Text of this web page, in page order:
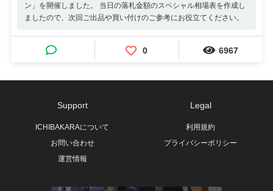
ン」を開催しました。 当日の落札金額のスペシャル相場表を作成し
ましたので、次回ご出品や買い付けのご参考にお役立てください。
0 6967
Support
ICHIBAKARAについて
お問い合わせ
運営情報
Legal
利用規約
プライバシーポリシー